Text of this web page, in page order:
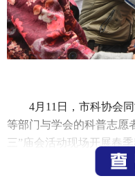
4月11日，市科协会
等部门与学会的科普志愿
三”庙会活动现场开展春
百姓送去科技、法律咨询
知识、新信息、新技术及